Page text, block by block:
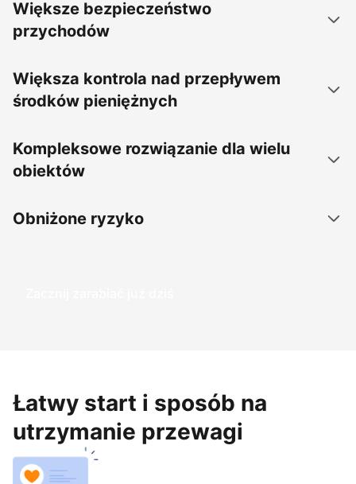
Większe bezpieczeństwo
przychodów
Większa kontrola nad przepływem
środków pieniężnych
Kompleksowe rozwiązanie dla wielu
obiektów
Obniżone ryzyko
Zacznij zarabiać już dziś
Łatwy start i sposób na
utrzymanie przewagi